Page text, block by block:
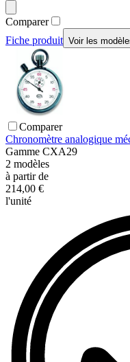
Comparer
Fiche produit Voir les
Comparer
Chronomètre analogique
Gamme CXA29
2 modèles
à partir de
214,00 €
l'unité